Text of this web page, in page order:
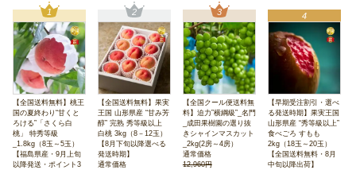
1
【全国送料無料】桃王
国の夏終わり“甘くと
ろける”「さくら白
桃」 特秀等級
_1.8kg（8玉～5玉）
【福島県産・9月上旬
以降発送・ポイント3
2
【全国送料無料】果実
王国 山形県産 “甘み芳
醇” 完熟 秀等級以上
白桃 3kg（8－12玉）
【8月下旬以降選べる
発送時期】
通常価格
3
【全国クール便送料無
料】迫力”横綱級”_名門
_成田果樹園の選り抜
きシャインマスカット
_2kg(2房～4房）
通常価格
12,960円
4
【早期受注割引・選べ
る発送時期】果実王国
山形県産 “秀等級以上”
食べごろ すもも
2kg（18玉～20玉）
【全国送料無料・8月
中旬以降出荷】